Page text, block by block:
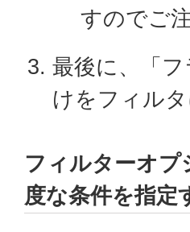
すのでご
最後に、「
けをフィル
フィルターオプ
度な条件を指定